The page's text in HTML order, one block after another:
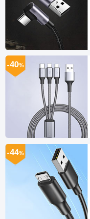
-40%
-44%